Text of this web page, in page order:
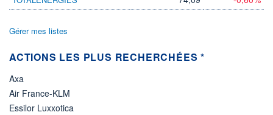
Gérer mes listes
ACTIONS LES PLUS RECHERCHÉES *
Axa
Air France-KLM
Essilor Luxxotica